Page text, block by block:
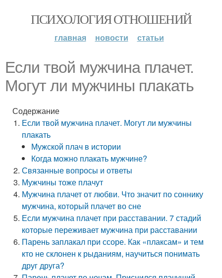
ПСИХОЛОГИЯ ОТНОШЕНИЙ
главная новости статьи
Если твой мужчина плачет.
Могут ли мужчины плакать
Содержание
Если твой мужчина плачет. Могут ли мужчины
плакать
Мужской плач в истории
Когда можно плакать мужчине?
Связанные вопросы и ответы
Мужчины тоже плачут
Мужчина плачет от любви. Что значит по соннику
мужчина, который плачет во сне
Если мужчина плачет при расставании. 7 стадий
которые переживает мужчина при расставании
Парень заплакал при ссоре. Как «плаксам» и тем
кто не склонен к рыданиям, научиться понимать
друг друга?